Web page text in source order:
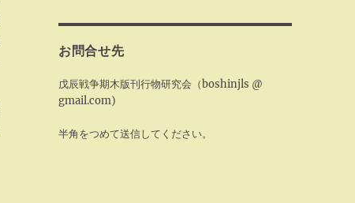
お問合せ先
戊辰戦争期木版刊行物研究会（boshinjls @
gmail.com)
半角をつめて送信してください。